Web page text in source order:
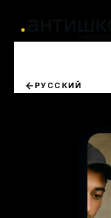
РУССКИЙ